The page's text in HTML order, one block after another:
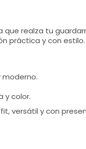
realza tu
práctica y con estilo.
y color.
y con